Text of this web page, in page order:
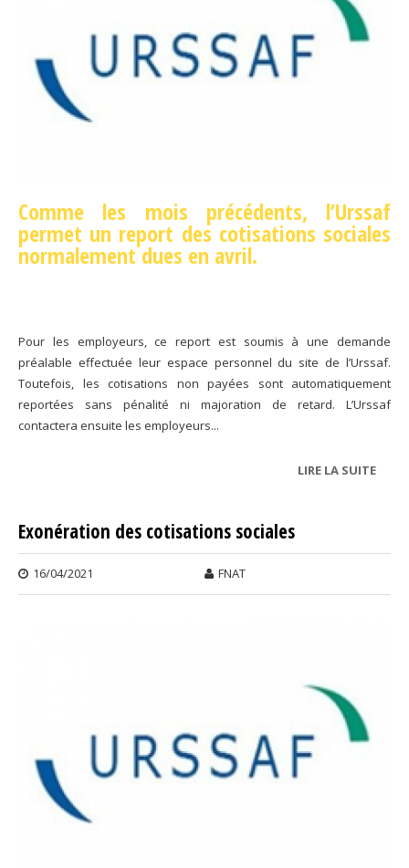
Comme les mois précédents, l’Urssaf
permet un report des cotisations sociales
normalement dues en avril.
Pour les employeurs, ce report est soumis à une demande
préalable effectuée leur espace personnel du site de l’Urssaf.
Toutefois, les cotisations non payées sont automatiquement
reportées sans pénalité ni majoration de retard. L’Urssaf
contactera ensuite les employeurs...
LIRE LA SUITEDE
Exonération des cotisations sociales
16/04/2021 FNAT